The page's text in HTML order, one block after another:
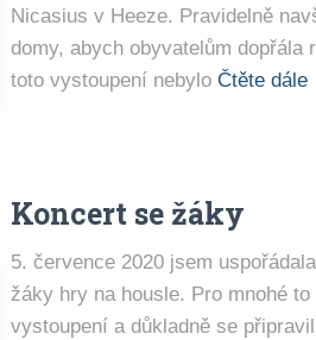
Nicasius v Heeze. Pravidelně
domy, abych obyvatelům dopřála
toto vystoupení nebylo Čtěte dále
Koncert se žáky
5. července 2020 jsem
žáky hry na housle. Pro mnohé
vystoupení a důkladně se